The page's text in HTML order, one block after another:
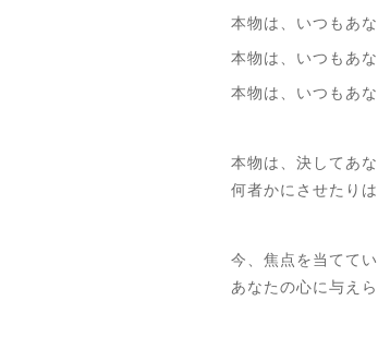
本物は、いつもあ
本物は、いつもあ
本物は、いつもあ
本物は、決してあ
何者かにさせたり
今、焦点を当てて
あなたの心に与え